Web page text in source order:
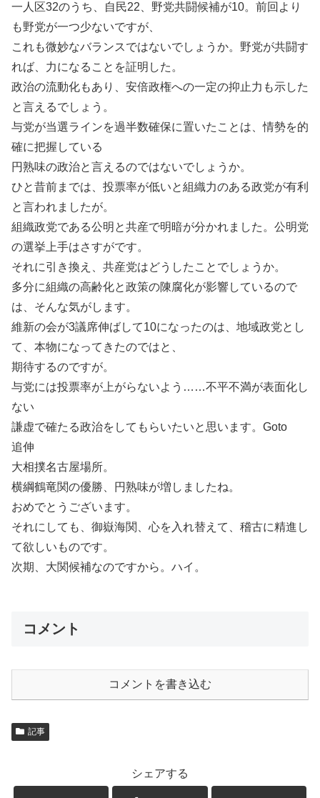
一人区32のうち、自民22、野党共闘候補が10。前回より
も野党が一つ少ないですが、
これも微妙なバランスではないでしょうか。野党が共闘す
れば、力になることを証明した。
政治の流動化もあり、安倍政権への一定の抑止力も示した
と言えるでしょう。
与党が当選ラインを過半数確保に置いたことは、情勢を的
確に把握している
円熟味の政治と言えるのではないでしょうか。
ひと昔前までは、投票率が低いと組織力のある政党が有利
と言われましたが。
組織政党である公明と共産で明暗が分かれました。公明党
の選挙上手はさすがです。
それに引き換え、共産党はどうしたことでしょうか。
多分に組織の高齢化と政策の陳腐化が影響しているので
は、そんな気がします。
維新の会が3議席伸ばして10になったのは、地域政党とし
て、本物になってきたのではと、
期待するのですが。
与党には投票率が上がらないよう……不平不満が表面化し
ない
謙虚で確たる政治をしてもらいたいと思います。Goto
追伸
大相撲名古屋場所。
横綱鶴竜関の優勝、円熟味が増しましたね。
おめでとうございます。
それにしても、御嶽海関、心を入れ替えて、稽古に精進し
て欲しいものです。
次期、大関候補なのですから。ハイ。
コメント
コメントを書き込む
記事
シェアする